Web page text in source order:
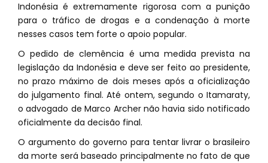
Indonésia é extremamente rigorosa com a punição
para o tráfico de drogas e a condenação à morte
nesses casos tem forte o apoio popular.
O pedido de clemência é uma medida prevista na
legislação da Indonésia e deve ser feito ao presidente,
no prazo máximo de dois meses após a oficialização
do julgamento final. Até ontem, segundo o Itamaraty,
o advogado de Marco Archer não havia sido notificado
oficialmente da decisão final.
O argumento do governo para tentar livrar o brasileiro
da morte será baseado principalmente no fato de que